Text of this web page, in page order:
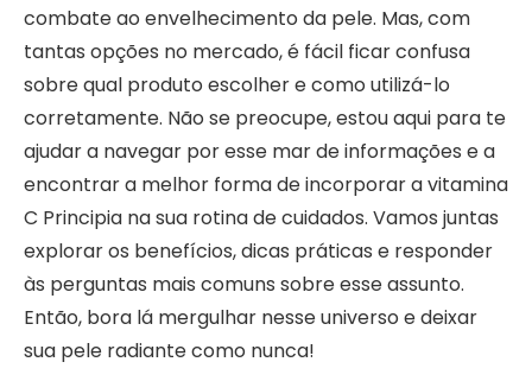
combate ao envelhecimento da pele. Mas, com
tantas opções no mercado, é fácil ficar confusa
sobre qual produto escolher e como utilizá-lo
corretamente. Não se preocupe, estou aqui para te
ajudar a navegar por esse mar de informações e a
encontrar a melhor forma de incorporar a vitamina
C Principia na sua rotina de cuidados. Vamos juntas
explorar os benefícios, dicas práticas e responder
às perguntas mais comuns sobre esse assunto.
Então, bora lá mergulhar nesse universo e deixar
sua pele radiante como nunca!